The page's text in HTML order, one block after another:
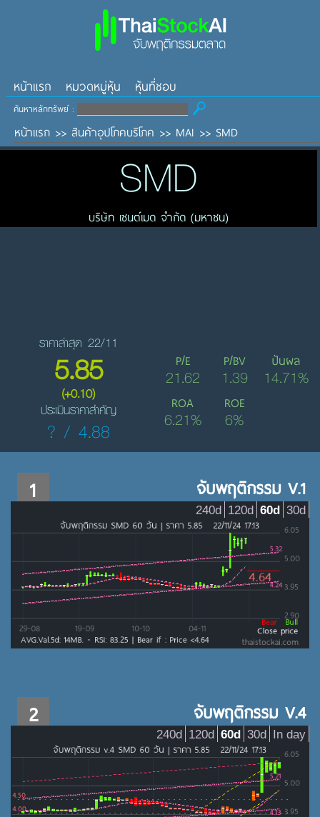
หน้าแรก หมวดหมู่หุ้น หุ้นที่ชอบ
ค้นหาหลักทรัพย์ :
หน้าแรก >> สินค้าอุปโภคบริโภค >> MAI >> SMD
SMD
บริษัท เซนต์เมด จำกัด (มหาชน)
ราคาล่าสุด 22/11
5.85
(+0.10)
ประเมินราคาสำคัญ
? / 4.88
P/E
21.62
P/BV
1.39
ปันผล
14.71%
ROA
6.21%
ROE
6%
1 จับพฤติกรรม V.1
30d
60d
120d
240d
2 จับพฤติกรรม V.4
In day
30d
60d
120d
240d